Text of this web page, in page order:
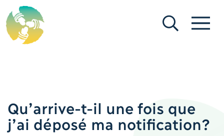
Qu’arrive-t-il une fois que
j’ai déposé ma notification?